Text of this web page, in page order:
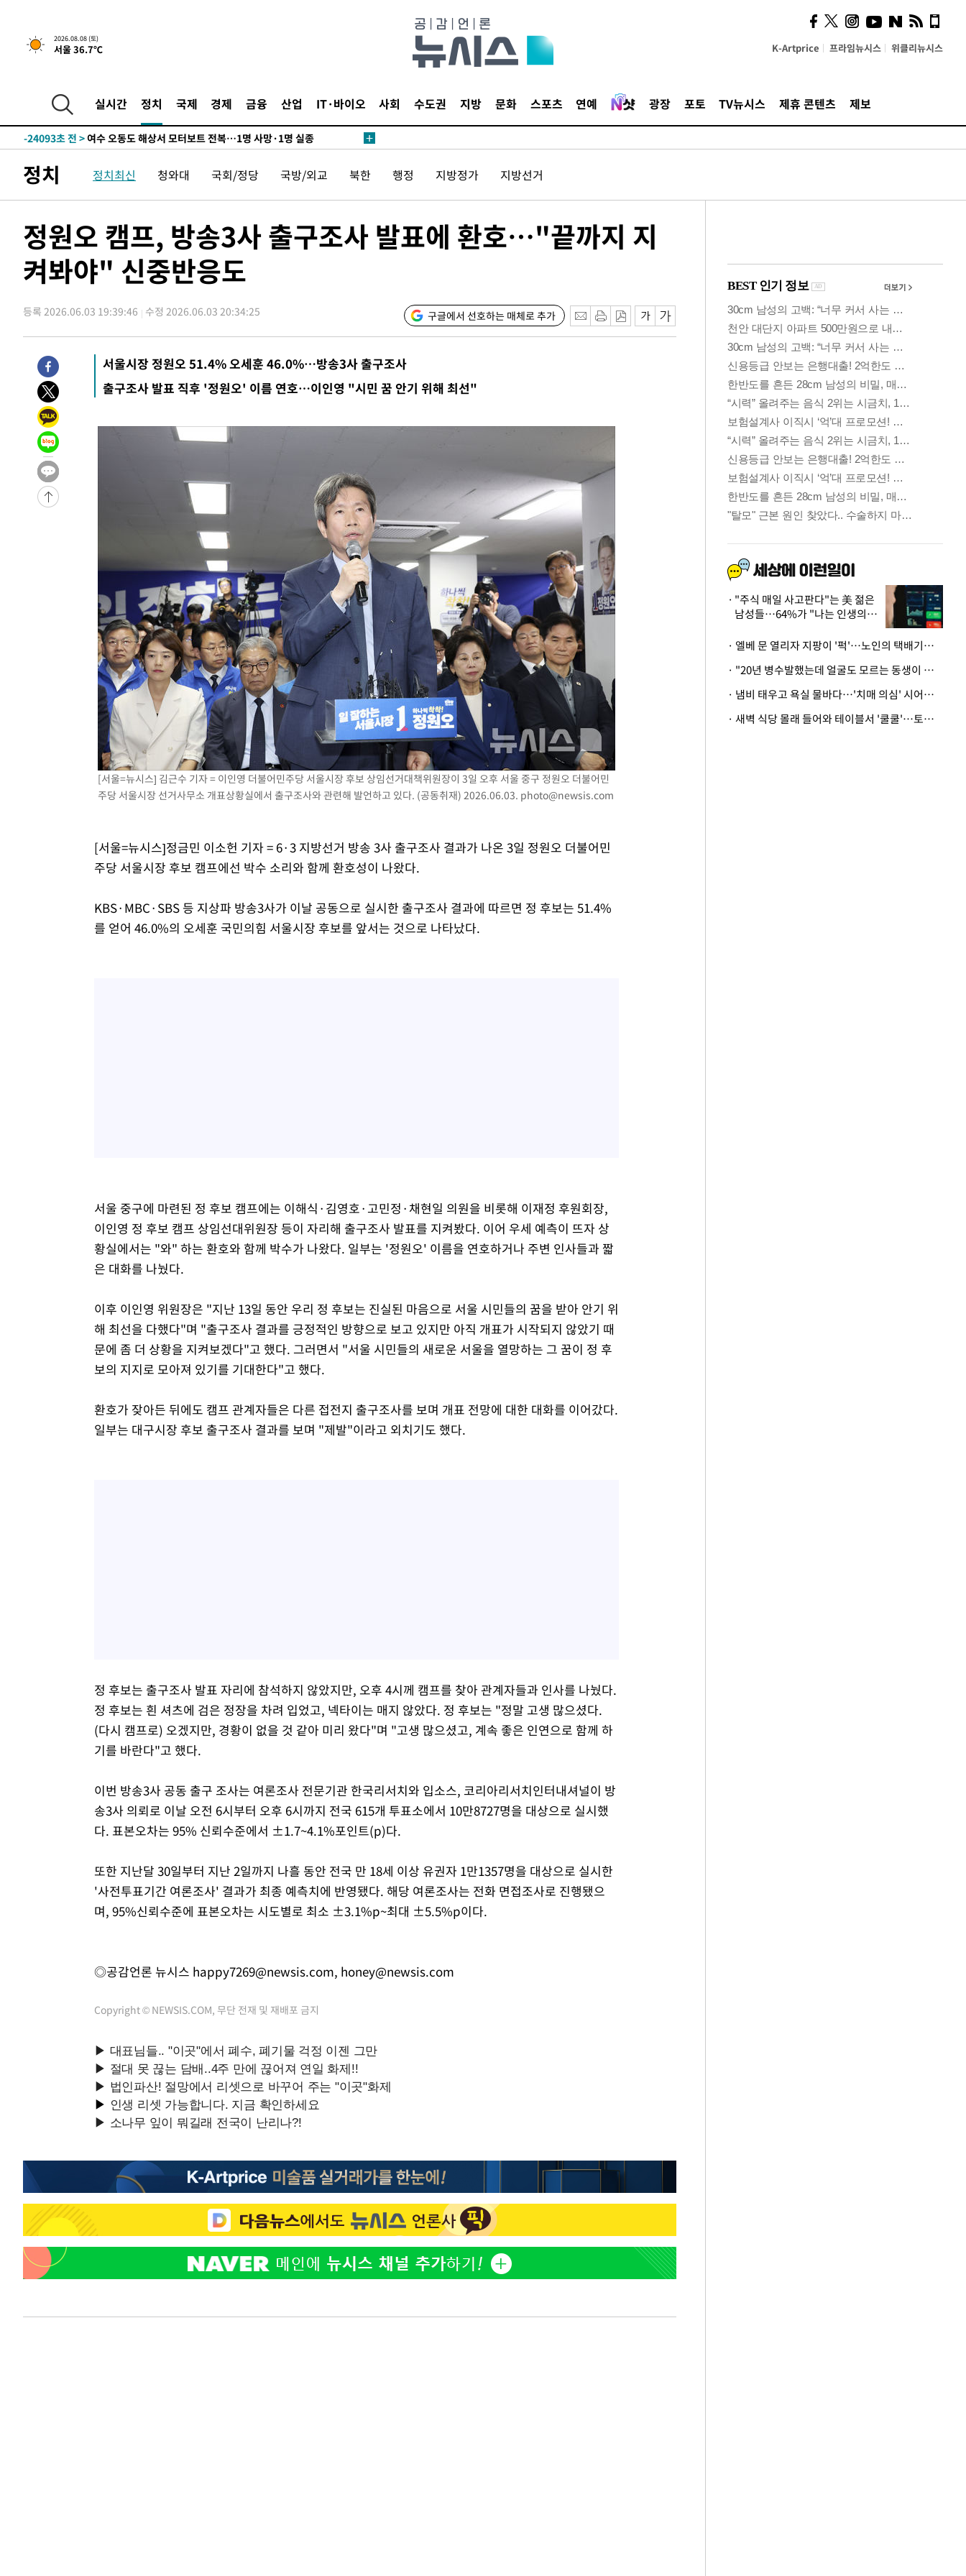
2026.08.08 (토)
서울 36.7℃ K-Artprice 프라임뉴시스 위클리뉴시스
실시간 정치 국제 경제 금융 산업 IT·바이오 사회 수도권 지방 문화 스포츠 연예 광장 포토 TV뉴시스 제휴 콘텐츠 제보
39분 전 >[속보]뉴욕증시 상승 마감…S&P 0.6% 나스닥 1.3%↑
-27183초 전 >
선재도서 해루질 나섰다 실종 60대, 닷새 만에 숨진 채 발견
-24717초 전 >
-24093초 전 >여수 오동도 해상서 모터보트 전복…1명 사망·1명 실종
주 날씨]
-17338초 전 >
축구협회 "압수수색·성접대 논란 사과…쇄신의 기회로 삼겠다"
-15855초 전 >[속보]'압수수색·성접대 논란' 축구협회 "실망과 걱정 안겨드려 죄
39분 전 >[속보]뉴욕증시 상승 마감…S&P 0.6% 나스닥 1.3%↑
-29473초 전 >백운산서 80년근 천종산삼 9뿌리 발견…감정가 1.3억원
-27183초 전 >선재도서 해루질 나섰다 실종 60대, 닷새 만에 숨진 채 발견
-24093초 전 >여수 오동도 해상서 모터보트 전복…1명 사망·1명 실종
-20320초 전 >극한폭염 한풀 꺾이지만…'낮 최고 35도' 무더위, 열대야 계속[다음
주 날씨]
-17338초 전 >
축구협회 "압수수색·성접대 논란 사과…쇄신의 기회로 삼겠다"
-15855초 전 >
[속보]'압수수색·성접대 논란' 축구협회 "실망과 걱정 안겨드려 죄
송"
-4476초 전 >
'최고 37도' 폭염 지속…강원동해안 최대 150㎜ 비
39분 전 >
정치 정치최신 청와대 국회/정당 국방/외교 북한 행정 지방정가 지방선거
정원오 캠프, 방송3사 출구조사 발표에 환호…"끝까지 지
켜봐야" 신중반응도
등록 2026.06.03 19:39:46 수정 2026.06.03 20:34:25 구글에서 선호하는 매체로 추가
서울시장 정원오 51.4% 오세훈 46.0%…방송3사 출구조사
출구조사 발표 직후 '정원오' 이름 연호…이인영 "시민 꿈 안기 위해 최선"
[서울=뉴시스] 김근수 기자 = 이인영 더불어민주당 서울시장 후보 상임선거대책위원장이 3일 오후 서울 중구 정원오 더불어민
주당 서울시장 선거사무소 개표상황실에서 출구조사와 관련해 발언하고 있다. (공동취재) 2026.06.03. photo@newsis.com
[서울=뉴시스]정금민 이소헌 기자 = 6·3 지방선거 방송 3사 출구조사 결과가 나온 3일 정원오 더불어민
주당 서울시장 후보 캠프에선 박수 소리와 함께 환호성이 나왔다.
KBS·MBC·SBS 등 지상파 방송3사가 이날 공동으로 실시한 출구조사 결과에 따르면 정 후보는 51.4%
를 얻어 46.0%의 오세훈 국민의힘 서울시장 후보를 앞서는 것으로 나타났다.
서울 중구에 마련된 정 후보 캠프에는 이해식·김영호·고민정·채현일 의원을 비롯해 이재정 후원회장,
이인영 정 후보 캠프 상임선대위원장 등이 자리해 출구조사 발표를 지켜봤다. 이어 우세 예측이 뜨자 상
황실에서는 "와" 하는 환호와 함께 박수가 나왔다. 일부는 '정원오' 이름을 연호하거나 주변 인사들과 짧
은 대화를 나눴다.
이후 이인영 위원장은 "지난 13일 동안 우리 정 후보는 진실된 마음으로 서울 시민들의 꿈을 받아 안기 위
해 최선을 다했다"며 "출구조사 결과를 긍정적인 방향으로 보고 있지만 아직 개표가 시작되지 않았기 때
문에 좀 더 상황을 지켜보겠다"고 했다. 그러면서 "서울 시민들의 새로운 서울을 열망하는 그 꿈이 정 후
보의 지지로 모아져 있기를 기대한다"고 했다.
환호가 잦아든 뒤에도 캠프 관계자들은 다른 접전지 출구조사를 보며 개표 전망에 대한 대화를 이어갔다.
일부는 대구시장 후보 출구조사 결과를 보며 "제발"이라고 외치기도 했다.
정 후보는 출구조사 발표 자리에 참석하지 않았지만, 오후 4시께 캠프를 찾아 관계자들과 인사를 나눴다.
정 후보는 흰 셔츠에 검은 정장을 차려 입었고, 넥타이는 매지 않았다. 정 후보는 "정말 고생 많으셨다.
(다시 캠프로) 오겠지만, 경황이 없을 것 같아 미리 왔다"며 "고생 많으셨고, 계속 좋은 인연으로 함께 하
기를 바란다"고 했다.
이번 방송3사 공동 출구 조사는 여론조사 전문기관 한국리서치와 입소스, 코리아리서치인터내셔널이 방
송3사 의뢰로 이날 오전 6시부터 오후 6시까지 전국 615개 투표소에서 10만8727명을 대상으로 실시했
다. 표본오차는 95% 신뢰수준에서 ±1.7~4.1%포인트(p)다.
또한 지난달 30일부터 지난 2일까지 나흘 동안 전국 만 18세 이상 유권자 1만1357명을 대상으로 실시한
'사전투표기간 여론조사' 결과가 최종 예측치에 반영됐다. 해당 여론조사는 전화 면접조사로 진행됐으
며, 95%신뢰수준에 표본오차는 시도별로 최소 ±3.1%p~최대 ±5.5%p이다.
◎공감언론 뉴시스 happy7269@newsis.com, honey@newsis.com
Copyright © NEWSIS.COM, 무단 전재 및 재배포 금지
사이 해답 찾았죠"…알을
깨고 나온 '초자아'
"주식 매일 사고판다"는 美 젊은
남성들…64%가 "나는 인생의
· 엘베 문 열리자 지팡이 '퍽'…노인의 택배기사 폭행 이유
· "20년 병수발했는데 얼굴도 모르는 동생이 유산 절반을"…배다른 형제 상속권 있을까
· 냄비 태우고 욕실 물바다…'치매 의심' 시어머니 검사 권유했다가 '날벼락'
· 새벽 식당 몰래 들어와 테이블서 '쿨쿨'…토사물 남기고 사라진 남성